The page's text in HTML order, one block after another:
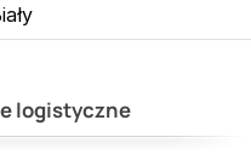
logistyczne